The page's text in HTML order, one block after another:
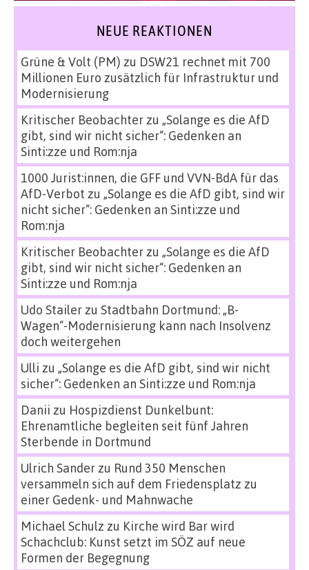
NEUE REAKTIONEN
Grüne & Volt (PM) zu DSW21 rechnet mit 700
Millionen Euro zusätzlich für Infrastruktur und
Modernisierung
Kritischer Beobachterzu „Solange es die AfD
gibt, sind wir nicht sicher“: Gedenken an
Sinti:zze und Rom:nja
1000 Jurist:innen, die GFF und VVN-BdA für das
AfD-Verbot zu „Solange es die AfD gibt, sind wir
nicht sicher“: Gedenken an Sinti:zze und
Rom:nja
Kritischer Beobachterzu „Solange es die AfD
gibt, sind wir nicht sicher“: Gedenken an
Sinti:zze und Rom:nja
Udo Stailerzu Stadtbahn Dortmund: „B-
Wagen“-Modernisierung kann nach Insolvenz
doch weitergehen
Ulli zu „Solange es die AfD gibt, sind wir nicht
sicher“: Gedenken an Sinti:zze und Rom:nja
Danii zu Hospizdienst Dunkelbunt:
Ehrenamtliche begleiten seit fünf Jahren
Sterbende in Dortmund
Ulrich Sanderzu Rund 350 Menschen
versammeln sich auf dem Friedensplatz zu
einer Gedenk- und Mahnwache
Michael Schulz zu Kirche wird Bar wird
Schachclub: Kunst setzt im SÖZ auf neue
Formen der Begegnung